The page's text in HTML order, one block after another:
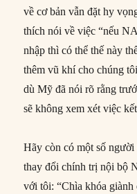
về cơ bản vẫn đặt hy
thích nói về việc “nếu
nhập thì có thể thế này
thêm vũ khí cho chúng
dù Mỹ đã nói rõ rằng
sẽ không xem xét việc
Hãy còn có một số
thay đổi chính trị nội bộ
với tôi: “Chìa khóa giành